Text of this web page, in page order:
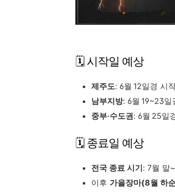
🗓 시작일 예상
제주도: 6월 12일경 시
남부지방: 6월 19~23일
중부·수도권: 6월 25일
🗓 종료일 예상
전국 종료 시기: 7월 말
이후 가을장마(8월 하